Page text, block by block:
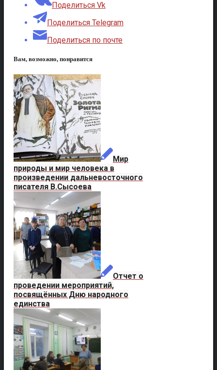
Поделиться Vk
Поделиться Telegram
Поделиться по почте
Вам, возможно, понравится
Мир
природы и мир человека в
произведении дальневосточного
писателя В.Сысоева
Отчет о
проведении мероприятий,
посвящённых Дню народного
единства